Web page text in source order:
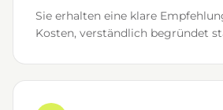
Sie erhalten eine klare
Kosten, verständlich begründet